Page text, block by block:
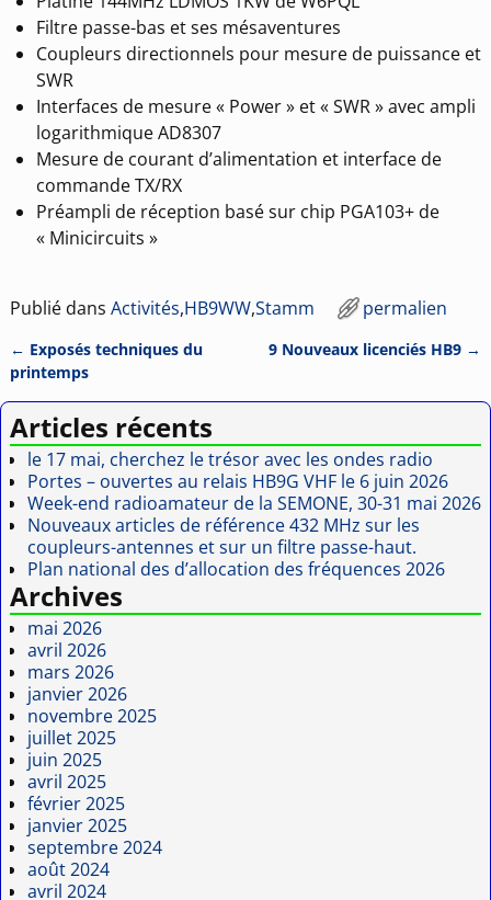
Filtre passe-bas et ses mésaventures
Coupleurs directionnels pour mesure de puissance et
SWR
Interfaces de mesure « Power » et « SWR » avec ampli
logarithmique AD8307
Mesure de courant d’alimentation et interface de
commande TX/RX
Préampli de réception basé sur chip PGA103+ de
« Minicircuits »
Publié dans Activités,HB9WW,Stamm permalien
Navigation des articles
← Exposés techniques du
printemps
9 Nouveaux licenciés HB9 →
Articles récents
le 17 mai, cherchez le trésor avec les ondes radio
Portes – ouvertes au relais HB9G VHF le 6 juin 2026
Week-end radioamateur de la SEMONE, 30-31 mai 2026
Nouveaux articles de référence 432 MHz sur les
coupleurs-antennes et sur un filtre passe-haut.
Plan national des d’allocation des fréquences 2026
Archives
mai 2026
avril 2026
mars 2026
janvier 2026
novembre 2025
juillet 2025
juin 2025
avril 2025
février 2025
janvier 2025
septembre 2024
août 2024
avril 2024